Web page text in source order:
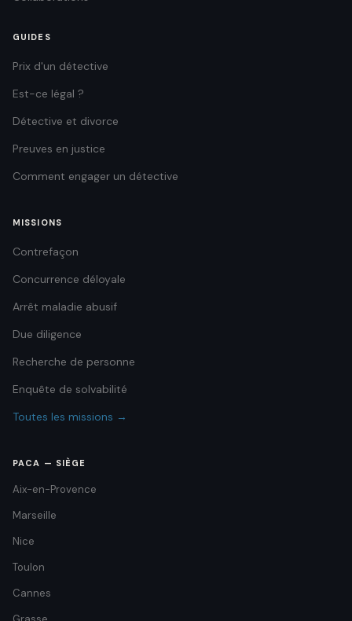
GUIDES
Prix d'un détective
Est-ce légal ?
Détective et divorce
Preuves en justice
Comment engager un détective
MISSIONS
Contrefaçon
Concurrence déloyale
Arrêt maladie abusif
Due diligence
Recherche de personne
Enquête de solvabilité
Toutes les missions →
PACA — SIÈGE
Aix-en-Provence
Marseille
Nice
Toulon
Cannes